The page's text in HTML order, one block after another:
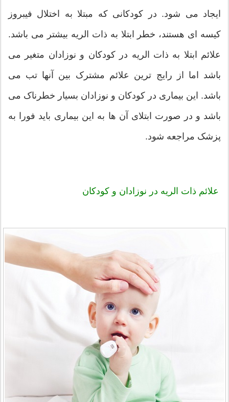
ایجاد می شود. در کودکانی که مبتلا به اختلال فیبروز
کیسه ای هستند، خطر ابتلا به ذات الریه بیشتر می باشد.
علائم ابتلا به ذات الریه در کودکان و نوزادان متغیر می
باشد اما از رایج ترین علائم مشترک بین آنها تب می
باشد. این بیماری در کودکان و نوزادان بسیار خطرناک می
باشد و در صورت ابتلای آن ها به این بیماری باید فورا به
پزشک مراجعه شود.
علائم ذات الریه در نوزادان و کودکان